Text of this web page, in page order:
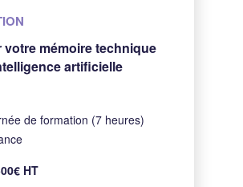
votre mémoire technique
artificielle
de formation (7 heures)
HT